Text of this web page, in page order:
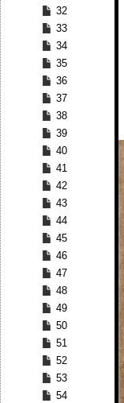
32
33
34
35
36
37
38
39
40
41
42
43
44
45
46
47
48
49
50
51
52
53
54